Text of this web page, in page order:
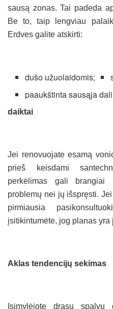
sausą zonas. Tai padeda
Be to, taip lengviau
Erdves galite atskirti:
dušo užuolaidomis;
paaukštinta sausąja
daiktai
Jei renovuojate esamą
prieš keisdami
perkėlimas gali brangiai
problemų nei jų išspręsti.
pirmiausia
įsitikintumėte, jog planas yra
Aklas tendencijų sekimas
Įsimylėjote drąsų